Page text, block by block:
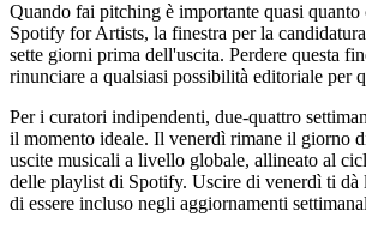
Quando fai pitching è importante quasi quanto
Spotify for Artists, la finestra per la
sette giorni prima dell'uscita. Perdere questa
rinunciare a qualsiasi possibilità editoriale per
Per i curatori indipendenti, due-quattro
il momento ideale. Il venerdì rimane il giorno
uscite musicali a livello globale, allineato al
delle playlist di Spotify. Uscire di venerdì ti dà
di essere incluso negli aggiornamenti